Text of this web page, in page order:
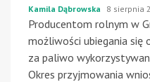
Kamila Dąbrowska 8 sierpnia
Producentom rolnym w
możliwości ubiegania
za paliwo
Okres przyjmowania